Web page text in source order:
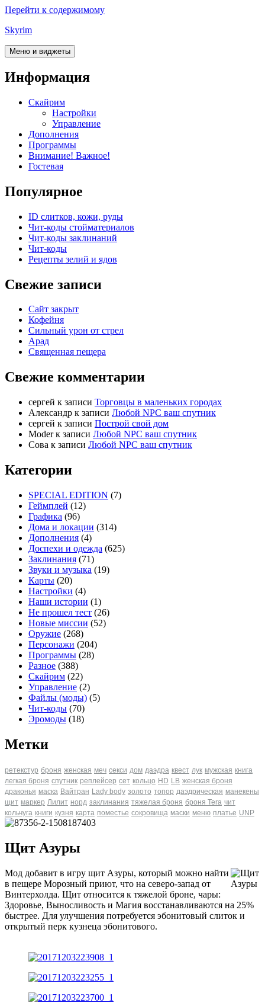
Перейти к содержимому
Skyrim
Меню и виджеты
Информация
Скайрим
Настройки
Управление
Дополнения
Программы
Внимание! Важное!
Гостевая
Популярное
ID слитков, кожи, руды
Чит-коды стойматериалов
Чит-коды заклинаний
Чит-коды
Рецепты зелий и ядов
Свежие записи
Сайт закрыт
Кофейня
Cильный урон от стрел
Арад
Священная пещера
Свежие комментарии
cергей к записи Торговцы в маленьких городах
Александр к записи Любой NPC ваш спутник
cергей к записи Построй свой дом
Moderк записи Любой NPC ваш спутник
Сова к записи Любой NPC ваш спутник
Категории
SPECIAL EDITION (7)
Геймплей (12)
Графика (96)
Дома и локации (314)
Дополнения (4)
Доспехи и одежда (625)
Заклинания (71)
Звуки и музыка (19)
Карты (20)
Настройки (4)
Наши истории (1)
Не прошел тест (26)
Новые миссии (52)
Оружие (268)
Персонажи (204)
Программы (28)
Разное (388)
Скайрим (22)
Управление (2)
Файлы (моды) (5)
Чит-коды (70)
Эромоды (18)
Метки
ретекстур броня женская меч секси дом даэдра квест лук мужская книга
легкая броня спутник реплейсер сет кольцо HD LB женская броня
драконья маска Вайтран Lady body золото топор даэдрическая манекены
щит маркер Лилит норд заклинания тяжелая броня броня Tera чит
кольчуга книги кузня карта поместье сокровища маски меню платье UNP
Щит Азуры
Мод добавит в игру щит Азуры, который можно найти
в пещере Морозный приют, что на северо-запад от
Винтерхолда. Щит относится к тяжелой броне, чары:
Здоровье, Выносливость и Магия восстанавливаются на 25%
быстрее. Для улучшения потребуется эбонитовый слиток и
открытый перк кузнеца эбонитового.